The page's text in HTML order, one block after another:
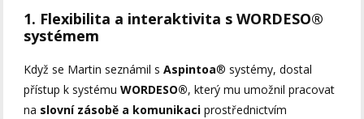
1. Flexibilita a interaktivita s WORDESO®
systémem
Když se Martin seznámil sAspintoa® systémy, dostal
přístup k systémuWORDESO®, který mu umožnil pracovat
na slovní zásobě a komunikaci prostřednictvím